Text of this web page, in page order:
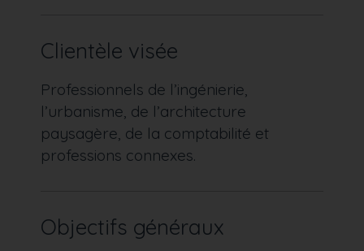
Clientèle visée
Professionnels de l’ingénierie,
l’urbanisme, de l’architecture
paysagère, de la comptabilité et
professions connexes.
Objectifs généraux